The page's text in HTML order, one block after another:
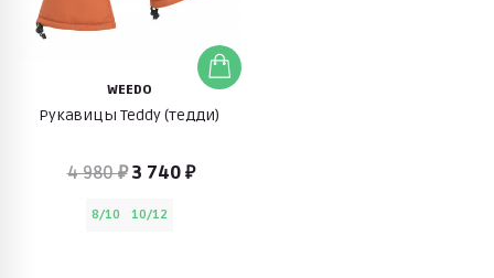
WEEDO
Рукавицы Teddy (тедди)
4 980 ₽3 740 ₽
8/10 10/12